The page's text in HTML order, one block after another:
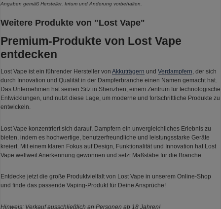
Angaben gemäß Hersteller. Irrtum und Änderung vorbehalten.
Weitere Produkte von "Lost Vape"
Premium-Produkte von Lost Vape
entdecken
Lost Vape ist ein führender Hersteller von Akkuträgern und Verdampfern, der sich
durch Innovation und Qualität in der Dampferbranche einen Namen gemacht hat.
Das Unternehmen hat seinen Sitz in Shenzhen, einem Zentrum für technologische
Entwicklungen, und nutzt diese Lage, um moderne und fortschrittliche Produkte zu
entwickeln.
Lost Vape konzentriert sich darauf, Dampfern ein unvergleichliches Erlebnis zu
bieten, indem es hochwertige, benutzerfreundliche und leistungsstarke Geräte
kreiert. Mit einem klaren Fokus auf Design, Funktionalität und Innovation hat Lost
Vape weltweit Anerkennung gewonnen und setzt Maßstäbe für die Branche.
Entdecke jetzt die große Produktvielfalt von Lost Vape in unserem Online-Shop
und finde das passende Vaping-Produkt für Deine Ansprüche!
Hinweis: Verkauf ausschließlich an Personen ab 18 Jahren!